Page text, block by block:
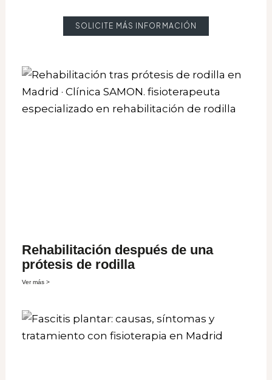
SOLICITE MÁS INFORMACIÓN
Rehabilitación después de una
prótesis de rodilla
Ver más >